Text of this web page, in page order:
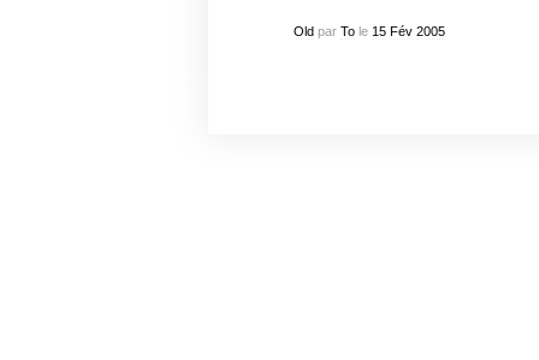
Oldpar Tole 15 Fév 2005